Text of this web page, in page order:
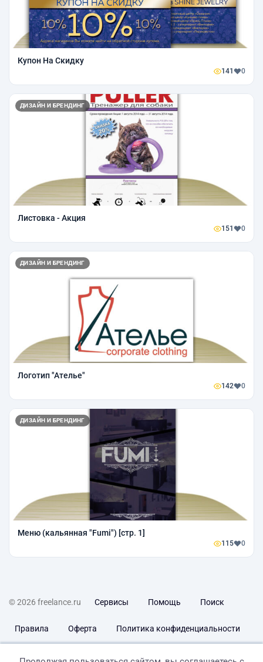
Купон На Скидку
141 0
ДИЗАЙН И БРЕНДИНГ
Листовка - Акция
151 0
ДИЗАЙН И БРЕНДИНГ
Логотип "Ателье"
142 0
ДИЗАЙН И БРЕНДИНГ
Меню (кальянная "Fumi") [стр. 1]
115 0
© 2026 freelance.ru Сервисы Помощь Поиск
Правила Оферта Политика конфиденциальности